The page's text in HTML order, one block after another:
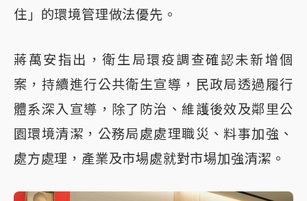
住」的環境管理做法優先。
蔣萬安指出，衛生局環疫調查確認未新增個
案，持續進行公共衛生宣導，民政局透過履行
體系深入宣導，除了防治、維護後效及鄰里公
園環境清潔，公務局處處理職災、料事加強、
處方處理，產業及市場處就對市場加強清潔。